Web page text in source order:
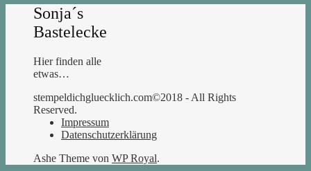
Sonja´s
Bastelecke
Hier finden alle
etwas…
stempeldichgluecklich.com©2018 - All Rights
Reserved.
Impressum
Datenschutzerklärung
Ashe Theme von WP Royal.